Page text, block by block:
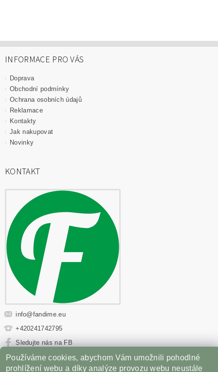
INFORMACE PRO VÁS
Doprava
Obchodní podmínky
Ochrana osobních údajů
Reklamace
Kontakty
Jak nakupovat
Novinky
KONTAKT
info@fandime.eu
+420241742795
Sledujte nás na FB
Sportovní výživa | Fitness oblečení | Věci z filmů |
Používáme cookies, abychom Vám umožnili pohodlné
prohlížení webu a díky analýze provozu webu neustále